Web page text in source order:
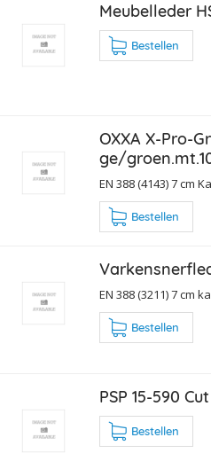
Meubelleder
Bestellen
OXXA X-Pro-
ge/
EN 388 (4143) 7 cm
Bestellen
EN 388 (3211) 7 cm
Bestellen
PSP 15-590
Bestellen